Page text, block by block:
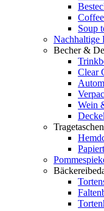
Soup
Nachhaltige
Becher &
Clear
Wein
Deckel
Tragetaschen